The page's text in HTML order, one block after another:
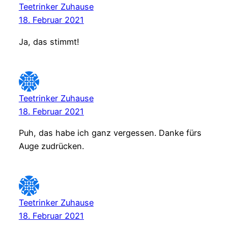
Teetrinker Zuhause
18. Februar 2021
Ja, das stimmt!
Teetrinker Zuhause
18. Februar 2021
Puh, das habe ich ganz vergessen. Danke fürs
Auge zudrücken.
Teetrinker Zuhause
18. Februar 2021